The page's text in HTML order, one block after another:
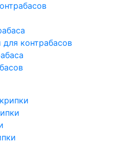
контрабасов